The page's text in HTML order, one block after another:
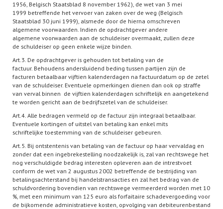
1956, Belgisch Staatsblad 8 november 1962), de wet van 3 mei
1999 betreffende het vervoer van zaken over de weg (Belgisch
Staatsblad 30 juni 1999), alsmede door de hierna omschreven
algemene voorwaarden. Indien de opdrachtgever andere
algemene voorwaarden aan de schuldeiser overmaakt, zullen deze
de schuldeiser op geen enkele wijze binden.
Art.3. De opdrachtgever is gehouden tot betaling van de
factuur. Behoudens andersluidend beding tussen partijen zijn de
facturen betaalbaar vijftien kalenderdagen na factuurdatum op de zetel
van de schuldeiser. Eventuele opmerkingen dienen dan ook op straffe
van verval binnen de vijftien kalenderdagen schriftelijk en aangetekend
te worden gericht aan de bedrijfszetel van de schuldeiser.
Art.4. Alle bedragen vermeld op de factuur zijn integraal betaalbaar.
Eventuele kortingen of uitstel van betaling kan enkel mits
schriftelijke toestemming van de schuldeiser gebeuren.
Art.5. Bij ontstentenis van betaling van de factuur op haar vervaldag en
zonder dat een ingebrekestelling noodzakelijk is, zal van rechtswege het
nog verschuldigde bedrag interesten opleveren aan de intrestvoet
conform de wet van 2 augustus 2002 betreffende de bestrijding van
betalingsachterstand bij handelstransacties en zal het bedrag van de
schuldvordering bovendien van rechtswege vermeerderd worden met 10
%, met een minimum van 125 euro als forfaitaire schadevergoeding voor
de bijkomende administratieve kosten, opvolging van debiteurenbestand